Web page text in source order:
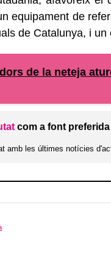
equipament de
de Catalunya, i
de la neteja
com a font
amb les últimes notícies